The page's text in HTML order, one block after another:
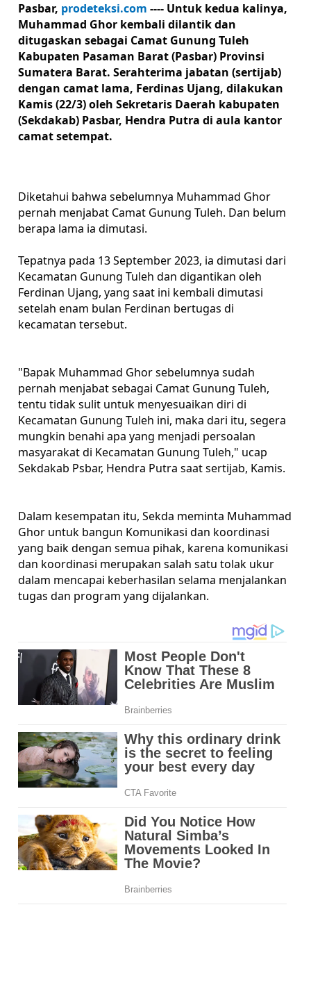
Pasbar, prodeteksi.com ---- Untuk kedua kalinya,
Muhammad Ghor kembali dilantik dan
ditugaskan sebagai Camat Gunung Tuleh
Kabupaten Pasaman Barat (Pasbar) Provinsi
Sumatera Barat. Serahterima jabatan (sertijab)
dengan camat lama, Ferdinas Ujang, dilakukan
Kamis (22/3) oleh Sekretaris Daerah kabupaten
(Sekdakab) Pasbar, Hendra Putra di aula kantor
camat setempat.
Diketahui bahwa sebelumnya Muhammad Ghor
pernah menjabat Camat Gunung Tuleh. Dan belum
berapa lama ia dimutasi.
Tepatnya pada 13 September 2023, ia dimutasi dari
Kecamatan Gunung Tuleh dan digantikan oleh
Ferdinan Ujang, yang saat ini kembali dimutasi
setelah enam bulan Ferdinan bertugas di
kecamatan tersebut.
"Bapak Muhammad Ghor sebelumnya sudah
pernah menjabat sebagai Camat Gunung Tuleh,
tentu tidak sulit untuk menyesuaikan diri di
Kecamatan Gunung Tuleh ini, maka dari itu, segera
mungkin benahi apa yang menjadi persoalan
masyarakat di Kecamatan Gunung Tuleh," ucap
Sekdakab Psbar, Hendra Putra saat sertijab, Kamis.
Dalam kesempatan itu, Sekda meminta Muhammad
Ghor untuk bangun Komunikasi dan koordinasi
yang baik dengan semua pihak, karena komunikasi
dan koordinasi merupakan salah satu tolak ukur
dalam mencapai keberhasilan selama menjalankan
tugas dan program yang dijalankan.